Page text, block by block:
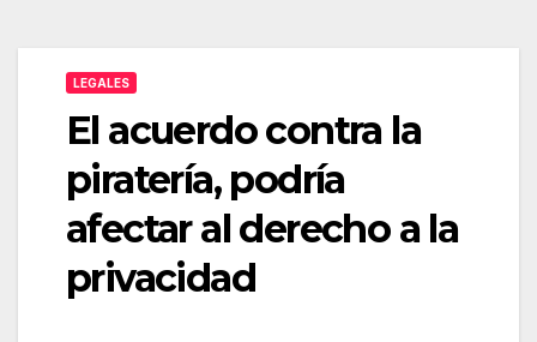
LEGALES
El acuerdo contra la
piratería, podría
afectar al derecho a la
privacidad